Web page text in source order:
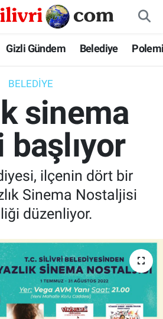
Gizli Gündem Belediye
BELEDIYE
sinema
başlıyor
ilçenin dört bir
Sinema Nostaljisi
düzenliyor.
Eczaneler
Vakitleri
Haritası
Durumu ve Fikstür